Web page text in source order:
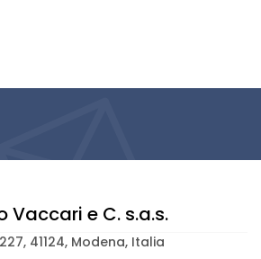
Vaccari e C. s.a.s.
41124, Modena, Italia